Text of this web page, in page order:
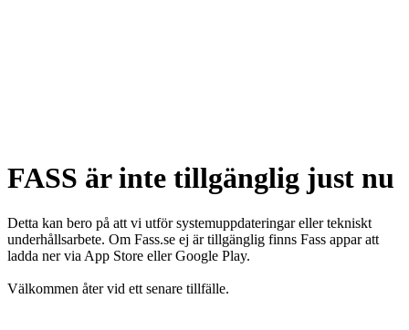
FASS är inte tillgänglig just nu
Detta kan bero på att vi utför systemuppdateringar eller tekniskt
underhållsarbete. Om Fass.se ej är tillgänglig finns Fass appar att
ladda ner via App Store eller Google Play.
Välkommen åter vid ett senare tillfälle.